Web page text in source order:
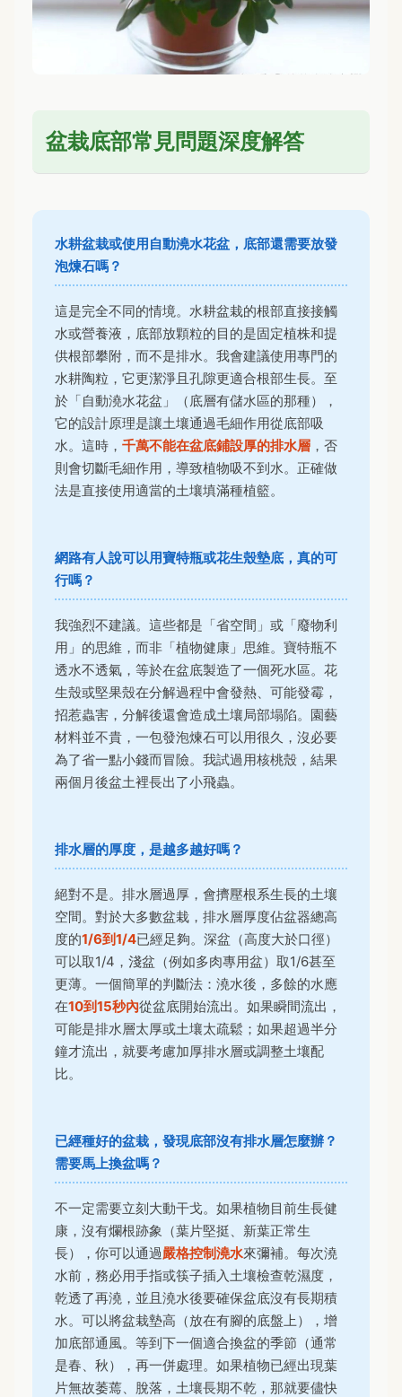
盆栽底部常見問題深度解答
水耕盆栽或使用自動澆水花盆，底部還需要放發
泡煉石嗎？
這是完全不同的情境。水耕盆栽的根部直接接觸
水或營養液，底部放顆粒的目的是固定植株和提
供根部攀附，而不是排水。我會建議使用專門的
水耕陶粒，它更潔淨且孔隙更適合根部生長。至
於「自動澆水花盆」（底層有儲水區的那種），
它的設計原理是讓土壤通過毛細作用從底部吸
水。這時， 千萬不能在盆底鋪設厚的排水層 ，否
則會切斷毛細作用，導致植物吸不到水。正確做
法是直接使用適當的土壤填滿種植籃。
網路有人說可以用寶特瓶或花生殼墊底，真的可
行嗎？
我強烈不建議。這些都是「省空間」或「廢物利
用」的思維，而非「植物健康」思維。寶特瓶不
透水不透氣，等於在盆底製造了一個死水區。花
生殼或堅果殼在分解過程中會發熱、可能發霉，
招惹蟲害，分解後還會造成土壤局部塌陷。園藝
材料並不貴，一包發泡煉石可以用很久，沒必要
為了省一點小錢而冒險。我試過用核桃殼，結果
兩個月後盆土裡長出了小飛蟲。
排水層的厚度，是越多越好嗎？
絕對不是。排水層過厚，會擠壓根系生長的土壤
空間。對於大多數盆栽，排水層厚度佔盆器總高
度的1/6到1/4已經足夠。深盆（高度大於口徑）
可以取1/4，淺盆（例如多肉專用盆）取1/6甚至
更薄。一個簡單的判斷法：澆水後，多餘的水應
在10到15秒內從盆底開始流出。如果瞬間流出，
可能是排水層太厚或土壤太疏鬆；如果超過半分
鐘才流出，就要考慮加厚排水層或調整土壤配
比。
已經種好的盆栽，發現底部沒有排水層怎麼辦？
需要馬上換盆嗎？
不一定需要立刻大動干戈。如果植物目前生長健
康，沒有爛根跡象（葉片堅挺、新葉正常生
長），你可以通過嚴格控制澆水來彌補。每次澆
水前，務必用手指或筷子插入土壤檢查乾濕度，
乾透了再澆，並且澆水後要確保盆底沒有長期積
水。可以將盆栽墊高（放在有腳的底盤上），增
加底部通風。等到下一個適合換盆的季節（通常
是春、秋），再一併處理。如果植物已經出現葉
片無故萎蔫、脫落，土壤長期不乾，那就要儘快